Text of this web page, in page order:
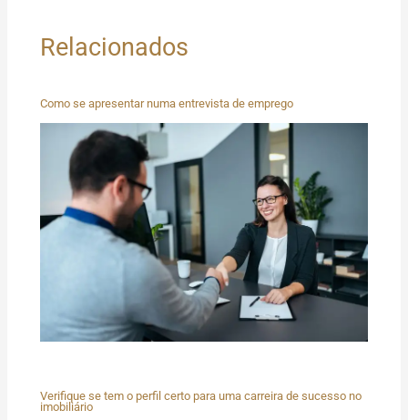
Relacionados
Como se apresentar numa entrevista de emprego
Verifique se tem o perfil certo para uma carreira de sucesso no
imobiliário